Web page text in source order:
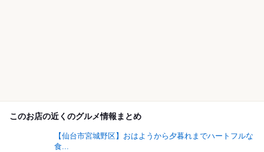
このお店の近くのグルメ情報まとめ
【仙台市宮城野区】おはようから夕暮れまでハートフルな
食...